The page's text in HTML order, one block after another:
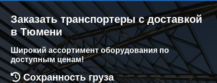
Заказать транспортеры с доставкой
в Тюмени
Широкий ассортимент оборудования по
доступным ценам!
Сохранность груза